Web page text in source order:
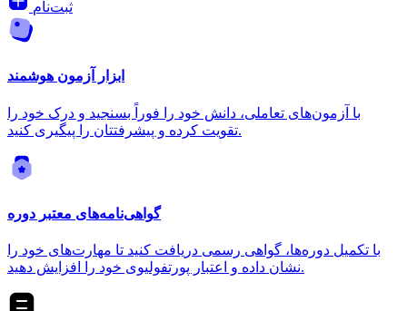
ثبت‌نام
ابزار آزمون هوشمند
با آزمون‌های تعاملی، دانش خود را فوراً بسنجید و درک خود را
تقویت کرده و پیشرفتتان را پیگیری کنید.
گواهی‌نامه‌های معتبر دوره
با تکمیل دوره‌ها، گواهی رسمی دریافت کنید تا مهارت‌های خود را
نشان داده و اعتبار پورتفولیوی خود را افزایش دهید.